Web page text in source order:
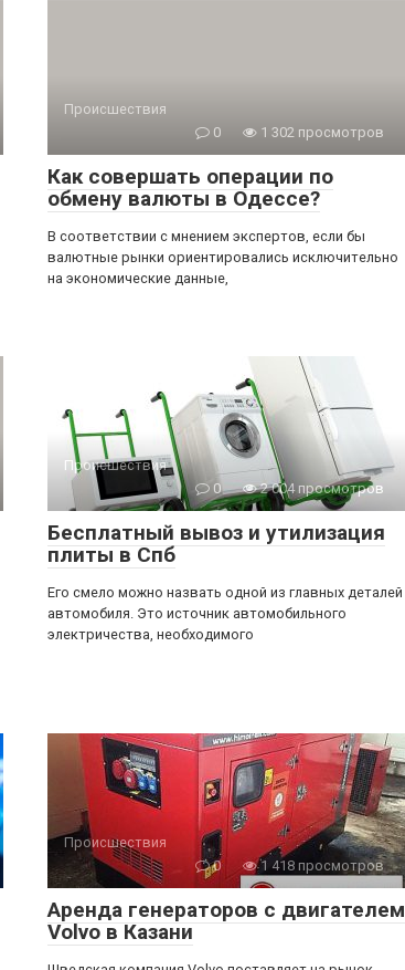
Происшествия
0
1 302 просмотров
Как совершать операции по
обмену валюты в Одессе?
В соответствии с мнением экспертов, если бы
валютные рынки ориентировались исключительно
на экономические данные,
Происшествия
0
2 004 просмотров
Бесплатный вывоз и утилизация
плиты в Спб
Его смело можно назвать одной из главных деталей
автомобиля. Это источник автомобильного
электричества, необходимого
Происшествия
0
1 418 просмотров
Аренда генераторов с двигателем
Volvo в Казани